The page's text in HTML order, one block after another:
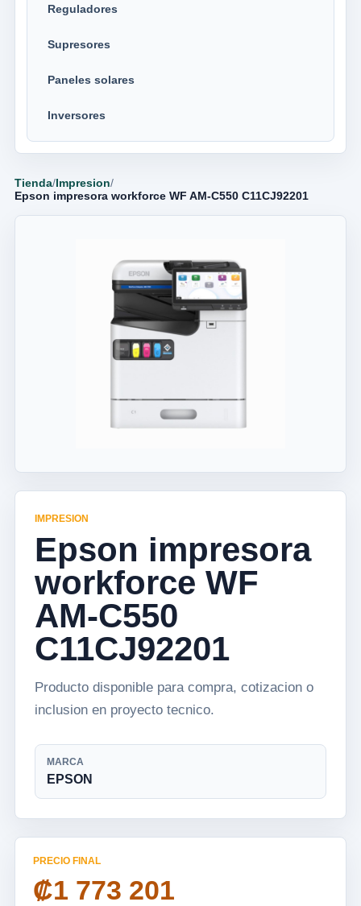
Reguladores
Supresores
Paneles solares
Inversores
Tienda/Impresion/
Epson impresora workforce WF AM-C550 C11CJ92201
IMPRESION
Epson impresora
workforce WF
AM-C550
C11CJ92201
Producto disponible para compra, cotizacion o
inclusion en proyecto tecnico.
MARCA
EPSON
PRECIO FINAL
₡1 773 201